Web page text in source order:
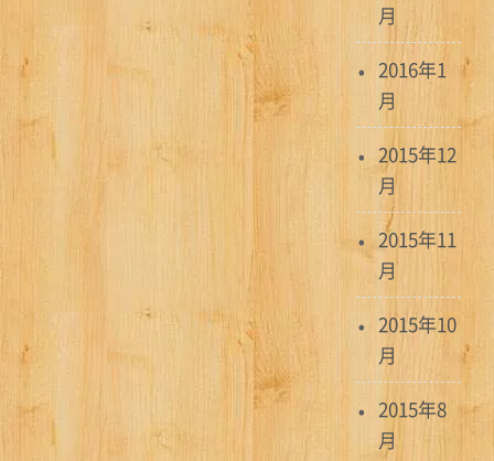
月
2016年1
月
2015年12
月
2015年11
月
2015年10
月
2015年8
月